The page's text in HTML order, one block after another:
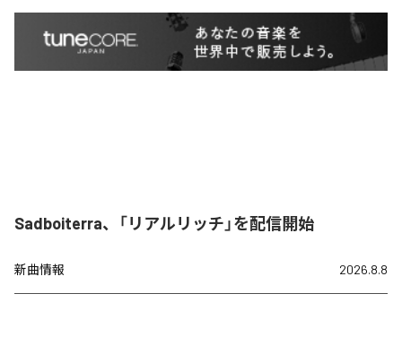
Sadboiterra、「リアルリッチ」を配信開始
新曲情報 2026.8.8